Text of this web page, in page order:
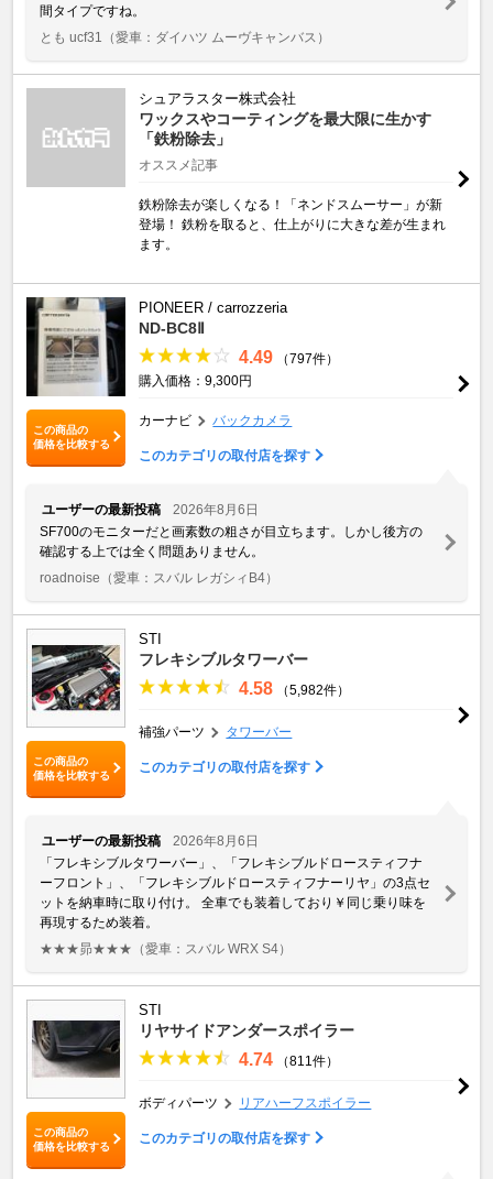
間タイプですね。
とも ucf31
（愛車：ダイハツ ムーヴキャンバス）
シュアラスター株式会社
ワックスやコーティングを最大限に生かす
「鉄粉除去」
オススメ記事
鉄粉除去が楽しくなる！「ネンドスムーサー」が新
登場！ 鉄粉を取ると、仕上がりに大きな差が生まれ
ます。
この商品の
価格を比較する
PIONEER / carrozzeria
ND-BC8Ⅱ
4.49
（797件）
購入価格：9,300円
カーナビ バックカメラ
このカテゴリの取付店を探す
ユーザーの最新投稿
2026年8月6日
SF700のモニターだと画素数の粗さが目立ちます。しかし後方の
確認する上では全く問題ありません。
roadnoise （愛車：スバル レガシィB4）
この商品の
価格を比較する
STI
フレキシブルタワーバー
4.58 （5,982件）
補強パーツ タワーバー
このカテゴリの取付店を探す
ユーザーの最新投稿
2026年8月6日
「フレキシブルタワーバー」、「フレキシブルドロースティフナ
ーフロント」、「フレキシブルドロースティフナーリヤ」の3点セ
ットを納車時に取り付け。 全車でも装着しており￥同じ乗り味を
再現するため装着。
★★★昴★★★ （愛車：スバル WRX S4）
この商品の
価格を比較する
STI
リヤサイドアンダースポイラー
4.74 （811件）
ボディパーツ リアハーフスポイラー
このカテゴリの取付店を探す